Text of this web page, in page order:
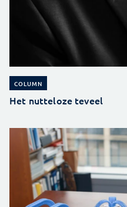
COLUMN
Het nutteloze teveel